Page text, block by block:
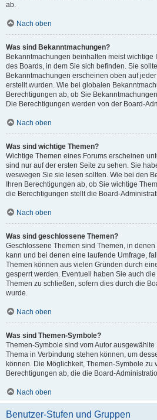
ab.
Nach oben
Was sind Bekanntmachungen?
Bekanntmachungen beinhalten meist wichtige
des Boards, in dem Sie sich befinden. Sie
Bekanntmachungen erscheinen oben auf
erstellt wurden. Wie bei globalen
Berechtigungen ab, ob Sie
Die Berechtigungen werden von der Board-
Nach oben
Was sind wichtige Themen?
Wichtige Themen eines Forums erscheinen
sind nur auf der ersten Seite zu sehen. Sie
weswegen Sie sie lesen sollten. Wie bei den
Ihren Berechtigungen ab, ob Sie wichtige
die Berechtigungen stellt die Board-
Nach oben
Was sind geschlossene Themen?
Geschlossene Themen sind Themen, in
kann und bei denen eine laufende Umfrage,
Themen können aus vielen Gründen durch
gesperrt werden. Eventuell haben Sie auch
Themen zu schließen, sofern dies durch die
wurde.
Nach oben
Was sind Themen-Symbole?
Themen-Symbole sind vom Autor
Thema in Verbindung stehen können, um
können. Die Möglichkeit, Themen-Symbole zu
Berechtigungen ab, die die Board-
Nach oben
Benutzer-Stufen und Gruppen